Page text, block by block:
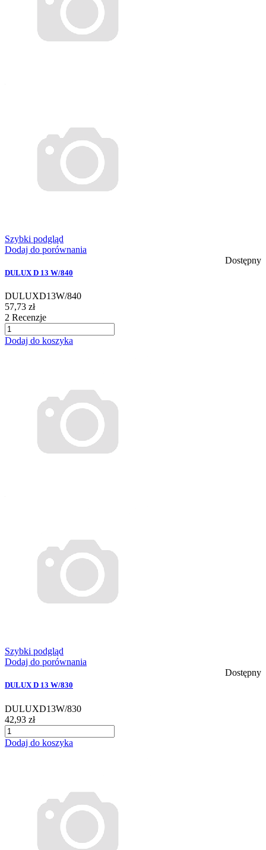
Szybki podgląd
Dodaj do porównania
Dostępny
DULUX D 13 W/840
DULUXD13W/840
57,73 zł
2 Recenzje
Dodaj do koszyka
Szybki podgląd
Dodaj do porównania
Dostępny
DULUX D 13 W/830
DULUXD13W/830
42,93 zł
Dodaj do koszyka